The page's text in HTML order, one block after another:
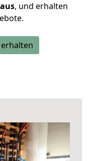
, und erhalten